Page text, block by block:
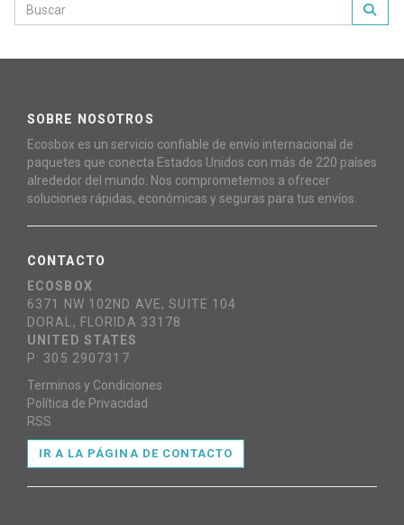
SOBRE NOSOTROS
Ecosbox es un servicio confiable de envío internacional de
paquetes que conecta Estados Unidos con más de 220 países
alrededor del mundo. Nos comprometemos a ofrecer
soluciones rápidas, económicas y seguras para tus envíos.
CONTACTO
ECOSBOX
6371 NW 102ND AVE, SUITE 104
DORAL, FLORIDA 33178
UNITED STATES
P: 305 2907317
Terminos y Condiciones
Política de Privacidad
RSS
IR A LA PÁGINA DE CONTACTO